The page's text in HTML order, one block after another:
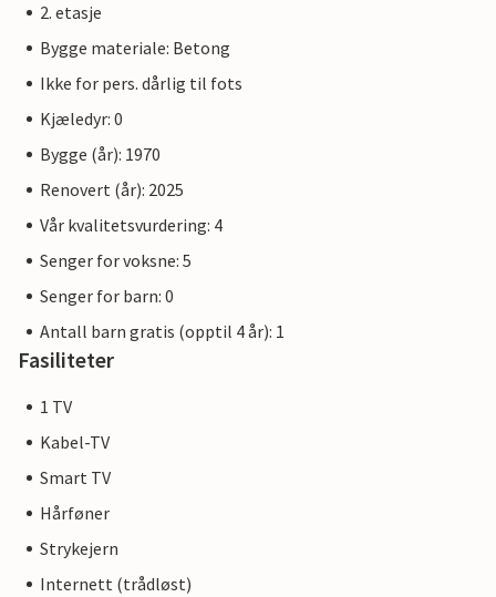
2. etasje
Bygge materiale: Betong
Ikke for pers. dårlig til fots
Kjæledyr: 0
Bygge (år): 1970
Renovert (år): 2025
Vår kvalitetsvurdering: 4
Senger for voksne: 5
Senger for barn: 0
Antall barn gratis (opptil 4 år): 1
Fasiliteter
1 TV
Kabel-TV
Smart TV
Hårføner
Strykejern
Internett (trådløst)